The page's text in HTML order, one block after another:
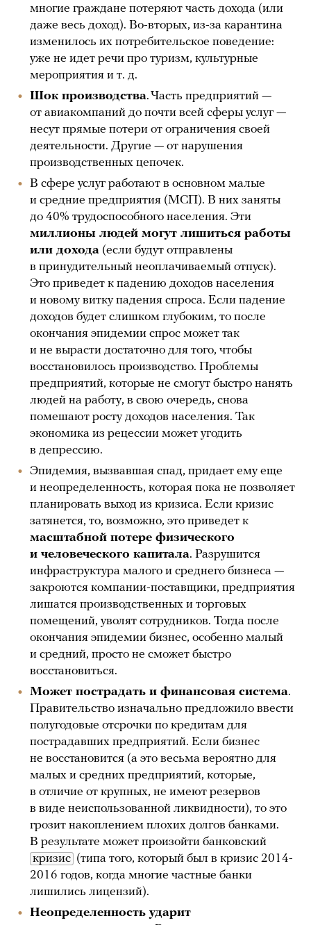
многие граждане потеряют часть дохода (или
даже весь доход). Во-вторых, из-за карантина
изменилось их потребительское поведение:
уже не идет речи про туризм, культурные
мероприятия и т. д.
Шок производства. Часть предприятий —
от авиакомпаний до почти всей сферы услуг —
несут прямые потери от ограничения своей
деятельности. Другие — от нарушения
производственных цепочек.
В сфере услуг работают в основном малые
и средние предприятия (МСП). В них заняты
до 40% трудоспособного населения. Эти
миллионы людей могут лишиться работы
или дохода (если будут отправлены
в принудительный неоплачиваемый отпуск).
Это приведет к падению доходов населения
и новому витку падения спроса. Если падение
доходов будет слишком глубоким, то после
окончания эпидемии спрос может так
и не вырасти достаточно для того, чтобы
восстановилось производство. Проблемы
предприятий, которые не смогут быстро нанять
людей на работу, в свою очередь, снова
помешают росту доходов населения. Так
экономика из рецессии может угодить
в депрессию.
Эпидемия, вызвавшая спад, придает ему еще
и неопределенность, которая пока не позволяет
планировать выход из кризиса. Если кризис
затянется, то, возможно, это приведет к
масштабной потере физического
и человеческого капитала. Разрушится
инфраструктура малого и среднего бизнеса —
закроются компании-поставщики, предприятия
лишатся производственных и торговых
помещений, уволят сотрудников. Тогда после
окончания эпидемии бизнес, особенно малый
и средний, просто не сможет быстро
восстановиться.
Может пострадать и финансовая система.
Правительство изначально предложило ввести
полугодовые отсрочки по кредитам для
пострадавших предприятий. Если бизнес
не восстановится (а это весьма вероятно для
малых и средних предприятий, которые,
в отличие от крупных, не имеют резервов
в виде неиспользованной ликвидности), то это
грозит накоплением плохих долгов банками.
В результате может произойти банковский
кризис (типа того, который был в кризис 2014-
2016 годов, когда многие частные банки
лишились лицензий).
Неопределенность ударит